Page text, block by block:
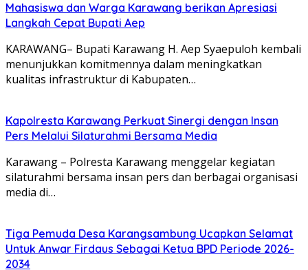
Mahasiswa dan Warga Karawang berikan Apresiasi
Langkah Cepat Bupati Aep
KARAWANG– Bupati Karawang H. Aep Syaepuloh kembali
menunjukkan komitmennya dalam meningkatkan
kualitas infrastruktur di Kabupaten…
Kapolresta Karawang Perkuat Sinergi dengan Insan
Pers Melalui Silaturahmi Bersama Media
Karawang – Polresta Karawang menggelar kegiatan
silaturahmi bersama insan pers dan berbagai organisasi
media di…
Tiga Pemuda Desa Karangsambung Ucapkan Selamat
Untuk Anwar Firdaus Sebagai Ketua BPD Periode 2026-
2034